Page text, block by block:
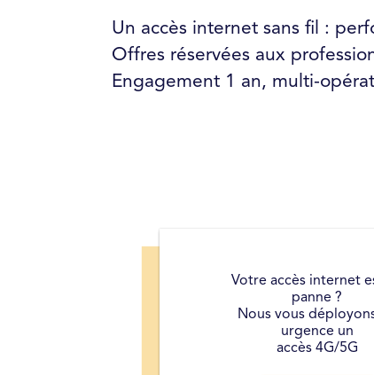
Un accès internet sans fil :
Offres réservées aux
Engagement 1 an, multi-
Votre accès internet
panne ?
Nous vous
urgence un
accès 4G/5G